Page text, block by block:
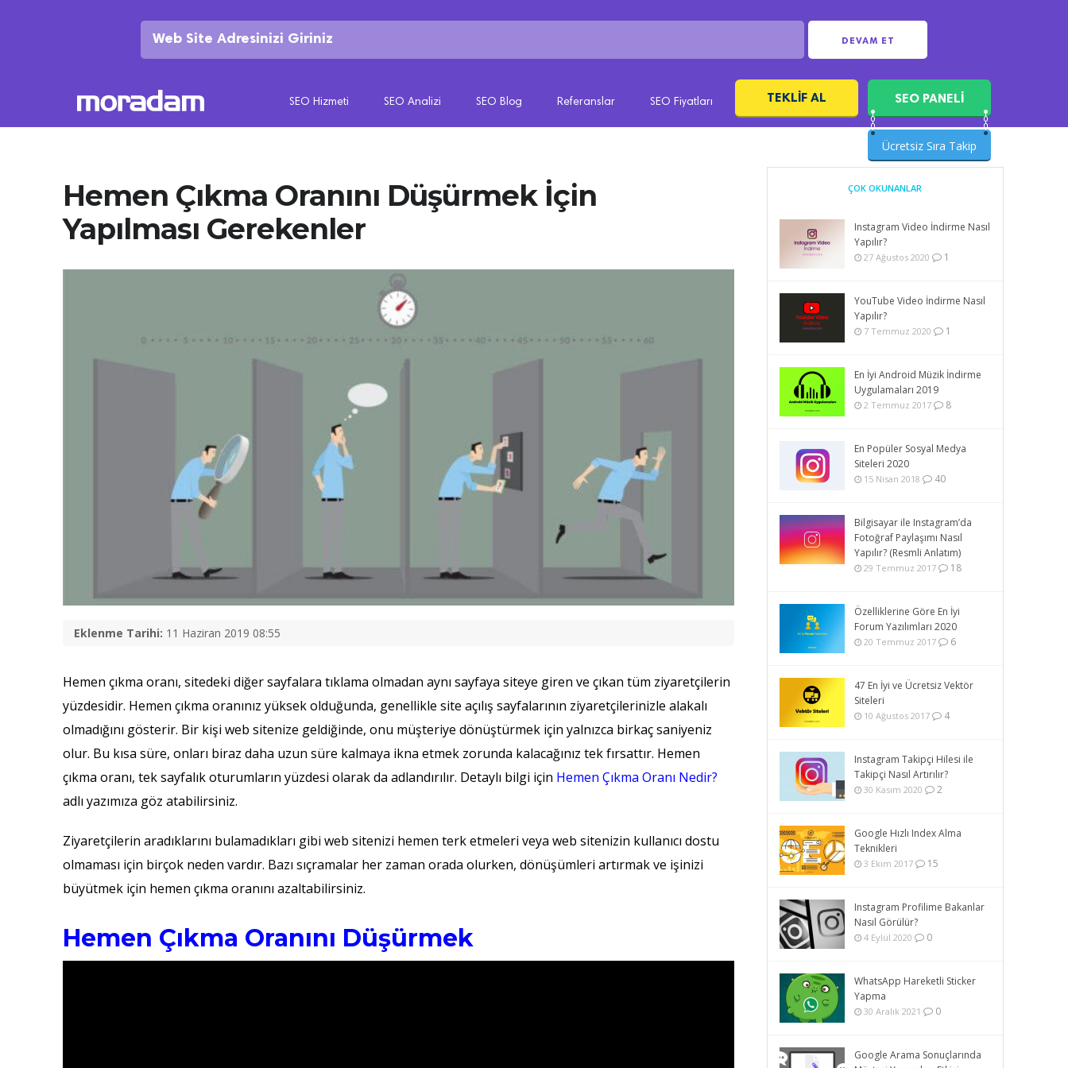
DEVAM ET
SEO Hizmeti SEO Analizi SEO Blog Referanslar SEO Fiyatları TEKLIF AL SEO PANELİ
Ücretsiz Sıra Takip
Hemen Çıkma Oranını Düşürmek İçin
Yapılması Gerekenler
Eklenme Tarihi: 11 Haziran 2019 08:55
Hemen çıkma oranı, sitedeki diğer sayfalara tıklama olmadan aynı sayfaya siteye giren ve çıkan tüm ziyaretçilerin
yüzdesidir. Hemen çıkma oranınız yüksek olduğunda, genellikle site açılış sayfalarının ziyaretçilerinizle alakalı
olmadığını gösterir. Bir kişi web sitenize geldiğinde, onu müşteriye dönüştürmek için yalnızca birkaç saniyeniz
olur. Bu kısa süre, onları biraz daha uzun süre kalmaya ikna etmek zorunda kalacağınız tek fırsattır. Hemen
çıkma oranı, tek sayfalık oturumların yüzdesi olarak da adlandırılır. Detaylı bilgi için Hemen Çıkma Oranı Nedir?
adlı yazımıza göz atabilirsiniz.
Ziyaretçilerin aradıklarını bulamadıkları gibi web sitenizi hemen terk etmeleri veya web sitenizin kullanıcı dostu
olmaması için birçok neden vardır. Bazı sıçramalar her zaman orada olurken, dönüşümleri artırmak ve işinizi
büyütmek için hemen çıkma oranını azaltabilirsiniz.
Hemen Çıkma Oranını Düşürmek
ÇOK OKUNANLAR
Instagram Video İndirme Nasıl
Yapılır?
27 Ağustos 2020 1
YouTube Video İndirme Nasıl
Yapılır?
7 Temmuz 2020 1
En İyi Android Müzik İndirme
Uygulamaları 2019
2 Temmuz 2017 8
En Popüler Sosyal Medya
Siteleri 2020
15 Nisan 2018 40
Bilgisayar ile Instagram’da
Fotoğraf Paylaşımı Nasıl
Yapılır? (Resmli Anlatım)
29 Temmuz 2017 18
Özelliklerine Göre En İyi
Forum Yazılımları 2020
20 Temmuz 2017 6
47 En İyi ve Ücretsiz Vektör
Siteleri
10 Ağustos 2017 4
Instagram Takipçi Hilesi ile
Takipçi Nasıl Artırılır?
30 Kasım 2020 2
Google Hızlı Index Alma
Teknikleri
3 Ekim 2017 15
Instagram Profilime Bakanlar
Nasıl Görülür?
4 Eylül 2020 0
WhatsApp Hareketli Sticker
Yapma
30 Aralık 2021 0
Google Arama Sonuçlarında